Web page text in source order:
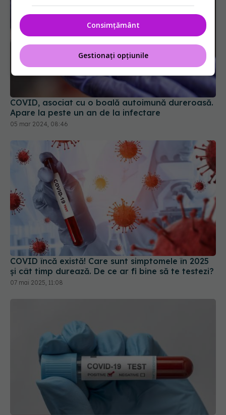
COVID, asociat cu o boală autoimună dureroasă.
Apare la peste un an de la infectare
05 mar 2024, 08:46
COVID încă există! Care sunt simptomele în 2025
și cât timp durează. De ce ar fi bine să te testezi?
07 mai 2025, 11:08
Consimțământ
Gestionați opțiunile